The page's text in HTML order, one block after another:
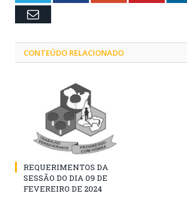
Email
CONTEÚDO RELACIONADO
REQUERIMENTOS DA
SESSÃO DO DIA 09 DE
FEVEREIRO DE 2024